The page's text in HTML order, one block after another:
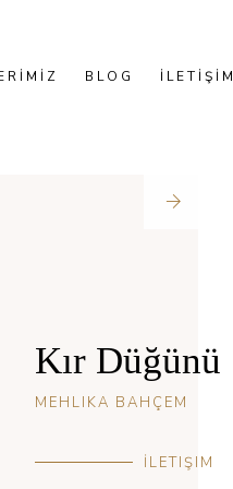
BLOG İLETİŞİM
Kır Düğünü
MEHLIKA BAHÇEM
İLETIŞIM